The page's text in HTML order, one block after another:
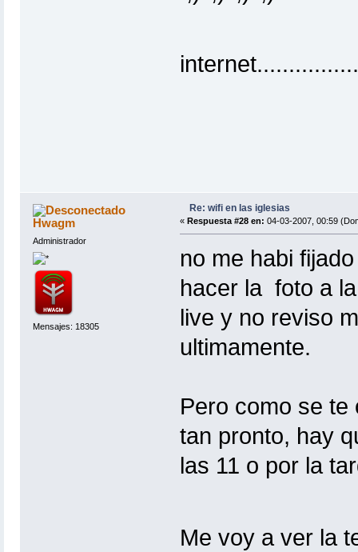
Hwagm
Administrador
Mensajes: 18305
Re: wifi en las iglesias
« Respuesta #28 en: 04-03-2007, 00:59
no me habi
hacer la foto a
live y no reviso
ultimamente.
Pero como se te
tan pronto, hay
las 11 o por la
Me voy a ver la